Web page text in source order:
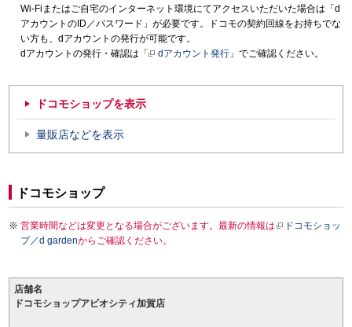
Wi-Fiまたはご自宅のインターネット環境にてアクセスいただいた場合は「d
アカウントのID／パスワード」が必要です。ドコモの契約回線をお持ちでな
い方も、dアカウントの発行が可能です。
dアカウントの発行・確認は「
dアカウント発行 」でご確認ください。
ドコモショップを表示
量販店などを表示
ドコモショップ
営業時間などは変更となる場合がございます。最新の情報は
ドコモショッ
プ／d gardenからご確認ください。
店舗名
ドコモショップアビオシティ加賀店